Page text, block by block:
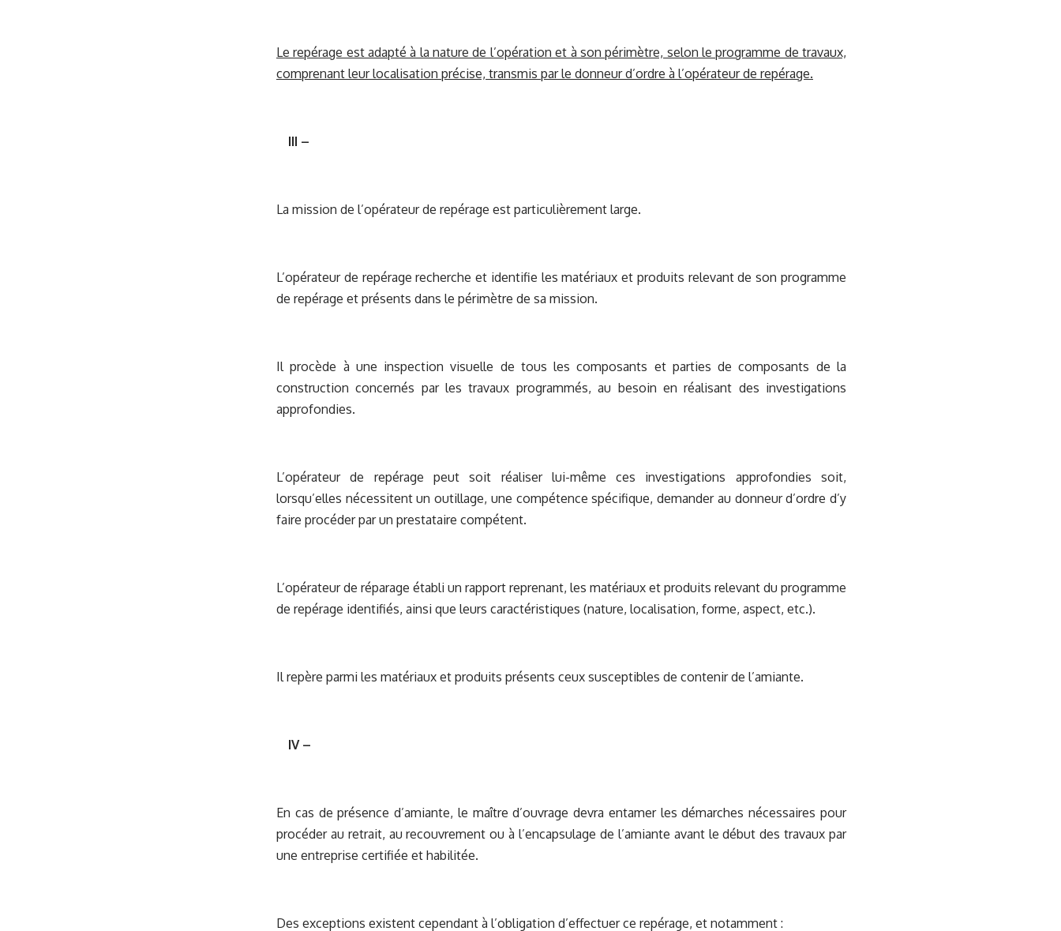
Le repérage est adapté à la nature de l’opération et à son périmètre, selon le programme de travaux,
comprenant leur localisation précise, transmis par le donneur d’ordre à l’opérateur de repérage.
III –
La mission de l’opérateur de repérage est particulièrement large.
L’opérateur de repérage recherche et identifie les matériaux et produits relevant de son programme
de repérage et présents dans le périmètre de sa mission.
Il procède à une inspection visuelle de tous les composants et parties de composants de la
construction concernés par les travaux programmés, au besoin en réalisant des investigations
approfondies.
L’opérateur de repérage peut soit réaliser lui-même ces investigations approfondies soit,
lorsqu’elles nécessitent un outillage, une compétence spécifique, demander au donneur d’ordre d’y
faire procéder par un prestataire compétent.
L’opérateur de réparage établi un rapport reprenant, les matériaux et produits relevant du programme
de repérage identifiés, ainsi que leurs caractéristiques (nature, localisation, forme, aspect, etc.).
Il repère parmi les matériaux et produits présents ceux susceptibles de contenir de l’amiante.
IV –
En cas de présence d’amiante, le maître d’ouvrage devra entamer les démarches nécessaires pour
procéder au retrait, au recouvrement ou à l’encapsulage de l’amiante avant le début des travaux par
une entreprise certifiée et habilitée.
Des exceptions existent cependant à l’obligation d’effectuer ce repérage, et notamment :